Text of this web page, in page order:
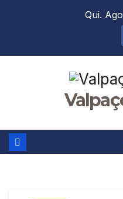
Qui.